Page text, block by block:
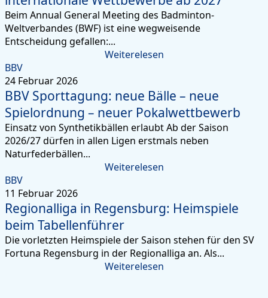
Beim Annual General Meeting des Badminton-
Weltverbandes (BWF) ist eine wegweisende
Entscheidung gefallen:...
Weiterelesen
BBV
24 Februar 2026
BBV Sporttagung: neue Bälle – neue
Spielordnung – neuer Pokalwettbewerb
Einsatz von Synthetikbällen erlaubt Ab der Saison
2026/27 dürfen in allen Ligen erstmals neben
Naturfederbällen...
Weiterelesen
BBV
11 Februar 2026
Regionalliga in Regensburg: Heimspiele
beim Tabellenführer
Die vorletzten Heimspiele der Saison stehen für den SV
Fortuna Regensburg in der Regionalliga an. Als...
Weiterelesen